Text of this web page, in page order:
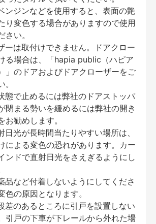
ンジンなどを使用すると、表面の艶
り変色する場合がありますので使用
さい。
ーは取付けできません。ドアクロー
る場合は、「hapia public（ハピア
」のドアおよびドアクローザーをご
態で止めるには弊社のドアストッパ
閉まる勢いを緩めるには弊社の開き
お勧めします。
光が長時間当たりやすい場所は、
による変色の恐れがあります。カー
ンドで直射日光をさえぎるようにし
など付着しないようにしてくださ
色の原因となります。
差のあるところに引戸を設置しない
引戸の下車が下レールから外れた場